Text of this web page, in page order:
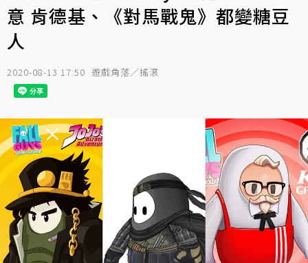
意 肯德基、《對馬戰鬼》都變糖豆
人
2020-08-13 17:50 遊戲角落／搖滾